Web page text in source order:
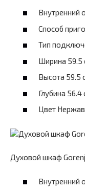
Внутренний
Способ
Тип
Ширина 59.5
Высота 59.5
Глубина 56.4
Цвет
Духовой шкаф
Внутренний